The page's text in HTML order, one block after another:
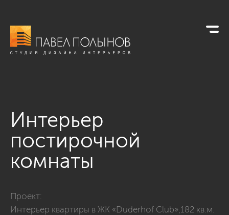
Интерьер
постирочной
комнаты
Проект:
Интерьер квартиры в ЖК «Duderhof Club»,182 кв.м.